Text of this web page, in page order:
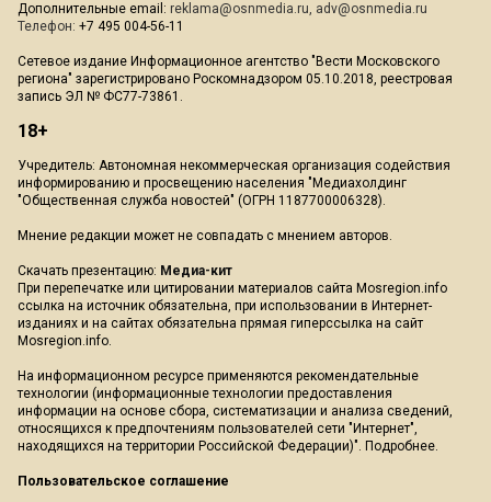
Дополнительные email: reklama@osnmedia.ru, adv@osnmedia.ru
Телефон: +7 495 004-56-11
Сетевое издание Информационное агентство "Вести Московского
региона" зарегистрировано Роскомнадзором 05.10.2018, реестровая
запись ЭЛ № ФС77-73861.
18+
Учредитель: Автономная некоммерческая организация содействия
информированию и просвещению населения "Медиахолдинг
"Общественная служба новостей" (ОГРН 1187700006328).
Мнение редакции может не совпадать с мнением авторов.
Скачать презентацию: Медиа-кит
При перепечатке или цитировании материалов сайта Mosregion.info
ссылка на источник обязательна, при использовании в Интернет-
изданиях и на сайтах обязательна прямая гиперссылка на сайт
Mosregion.info.
На информационном ресурсе применяются рекомендательные
технологии (информационные технологии предоставления
информации на основе сбора, систематизации и анализа сведений,
относящихся к предпочтениям пользователей сети "Интернет",
находящихся на территории Российской Федерации)". Подробнее.
Пользовательское соглашение